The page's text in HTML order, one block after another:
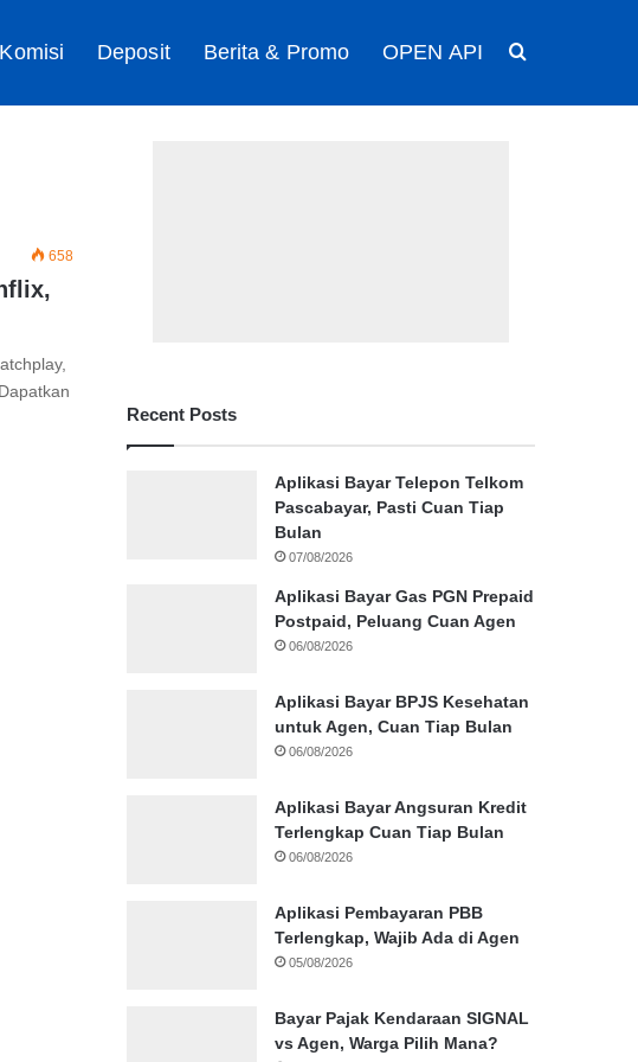
Komisi Deposit Berita & Promo OPEN API
658
Recent Posts
Aplikasi Bayar Telepon Telkom
Pascabayar, Pasti Cuan Tiap
Bulan
07/08/2026
Aplikasi Bayar Gas PGN Prepaid
Postpaid, Peluang Cuan Agen
06/08/2026
Aplikasi Bayar BPJS Kesehatan
untuk Agen, Cuan Tiap Bulan
06/08/2026
Aplikasi Bayar Angsuran Kredit
Terlengkap Cuan Tiap Bulan
06/08/2026
Aplikasi Pembayaran PBB
Terlengkap, Wajib Ada di Agen
05/08/2026
Bayar Pajak Kendaraan SIGNAL
vs Agen, Warga Pilih Mana?